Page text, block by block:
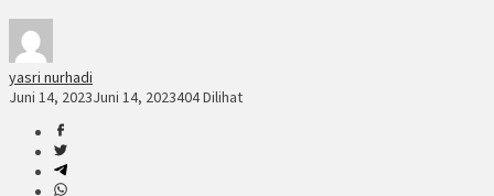
yasri nurhadi
Juni 14, 2023Juni 14, 2023404 Dilihat